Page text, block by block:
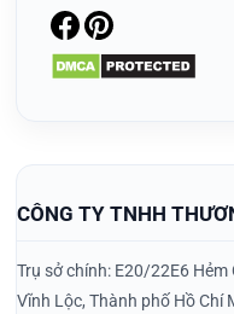
CÔNG TY TNHH
Trụ sở chính: E20/22E6
Vĩnh Lộc, Thành phố Hồ Chí